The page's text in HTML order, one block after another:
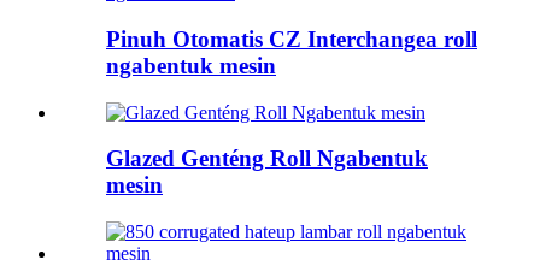
Pinuh Otomatis CZ Interchangea roll
ngabentuk mesin
Glazed Genténg Roll Ngabentuk
mesin